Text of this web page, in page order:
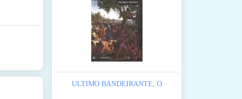
ULTIMO BANDEIRANTE, O